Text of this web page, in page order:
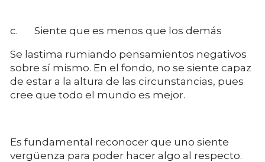
c. Siente que es menos que los demás
Se lastima rumiando pensamientos negativos
sobre sí mismo. En el fondo, no se siente capaz
de estar a la altura de las circunstancias, pues
cree que todo el mundo es mejor.
Es fundamental reconocer que uno siente
vergüenza para poder hacer algo al respecto.